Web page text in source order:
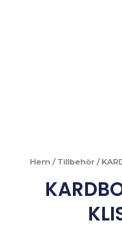
Hem / Tillbehör /